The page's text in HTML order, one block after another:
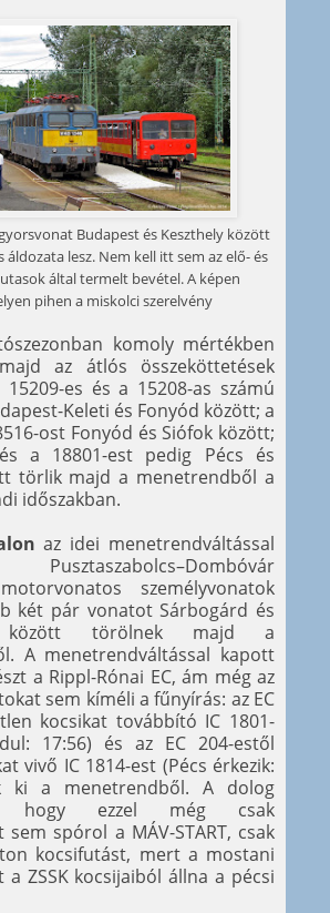
Budapest és Keszthely között
lesz. Nem kell itt sem az elő- és
által termelt bevétel. A képen
pihen a miskolci szerelvény
komoly mértékben
az átlós összeköttetések
es és a 15208-as számú
Keleti és Fonyód között; a
ost Fonyód és Siófok között;
a 18801-est pedig Pécs és
törlik majd a menetrendből a
időszakban.
az idei menetrendváltással
Pusztaszabolcs–Dombóvár
személyvonatok
két pár vonatot Sárbogárd és
között törölnek majd a
A menetrendváltással kapott
a Rippl-Rónai EC, ám még az
sem kíméli a fűnyírás: az EC
kocsikat továbbító IC 1801-
17:56) és az EC 204-estől
vivő IC 1814-est (Pécs érkezik:
ki a menetrendből. A dolog
hogy ezzel még csak
sem spórol a MÁV-START, csak
kocsifutást, mert a mostani
ZSSK kocsijaiból állna a pécsi